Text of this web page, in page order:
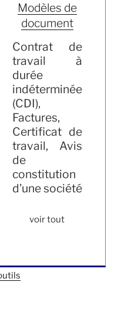
Modèles de
document
Contrat de
travail à
durée
indéterminée
(CDI),
Factures,
Certificat de
travail, Avis
de
constitution
d’une société
voir tout